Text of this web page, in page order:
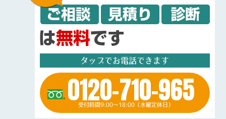
タップでお電話できます
0120-710-965
受付時間9:00～18:00（水曜定休日）